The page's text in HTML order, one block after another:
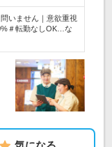
いません｜意欲重視
＃転勤なしOK…な